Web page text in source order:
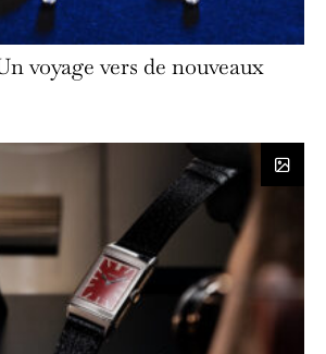
voyage vers de nouveaux